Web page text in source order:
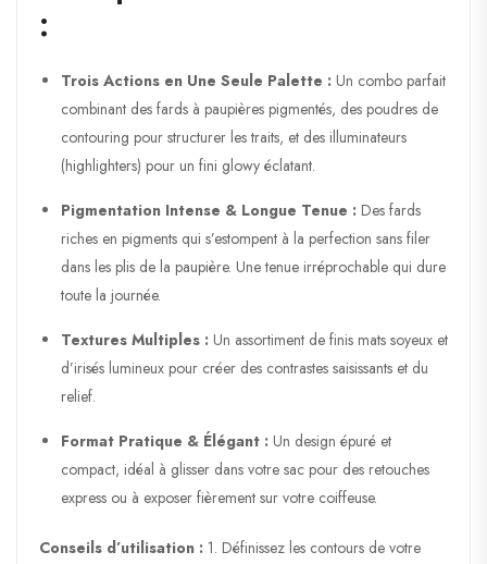
:
Trois Actions en Une Seule Palette : Un combo parfait
combinant des fards à paupières pigmentés, des poudres de
contouring pour structurer les traits, et des illuminateurs
(highlighters) pour un fini glowy éclatant.
Pigmentation Intense & Longue Tenue : Des fards
riches en pigments qui s’estompent à la perfection sans filer
dans les plis de la paupière. Une tenue irréprochable qui dure
toute la journée.
Textures Multiples : Un assortiment de finis mats soyeux et
d’irisés lumineux pour créer des contrastes saisissants et du
relief.
Format Pratique & Élégant : Un design épuré et
compact, idéal à glisser dans votre sac pour des retouches
express ou à exposer fièrement sur votre coiffeuse.
Conseils d’utilisation : 1. Définissez les contours de votre